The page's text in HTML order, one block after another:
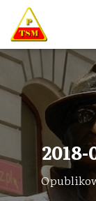
2018-